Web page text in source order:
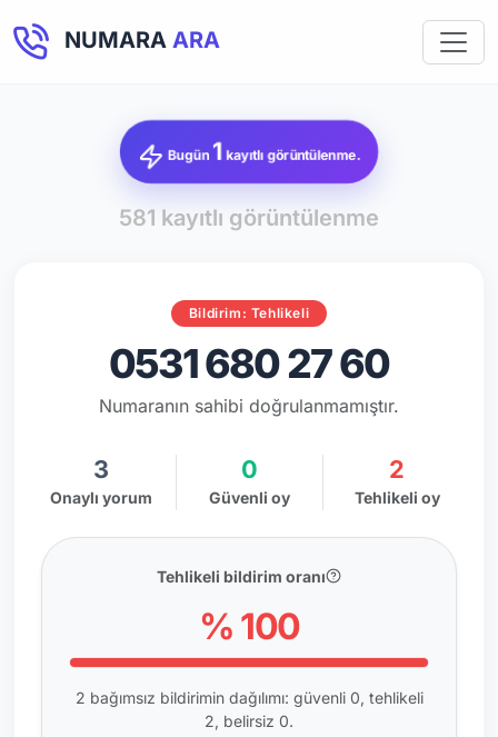
NUMARA ARA
Bugün 1 kayıtlı görüntülenme.
581 kayıtlı görüntülenme
Bildirim: Tehlikeli
0531 680 27 60
Numaranın sahibi doğrulanmamıştır.
3
Onaylı yorum
0
Güvenli oy
2
Tehlikeli oy
Tehlikeli bildirim oranı
% 100
2 bağımsız bildirimin dağılımı: güvenli 0, tehlikeli
2, belirsiz 0.